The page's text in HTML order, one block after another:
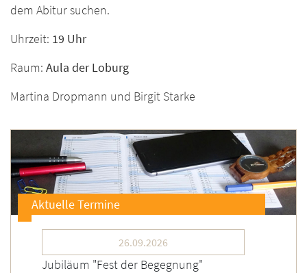
dem Abitur suchen.
Uhrzeit: 19 Uhr
Raum: Aula der Loburg
Martina Dropmann und Birgit Starke
Aktuelle Termine
26.09.2026
Jubiläum "Fest der Begegnung"